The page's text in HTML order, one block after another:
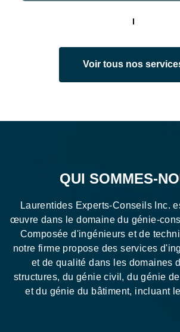
Voir tous nos
QUI SOMMES-
Laurentides Experts-Conseils Inc.
œuvre dans le domaine du génie-
Composée d'ingénieurs et de
notre firme propose des services
et de qualité dans les domaines
structures, du génie civil, du génie
et du génie du bâtiment, incluant